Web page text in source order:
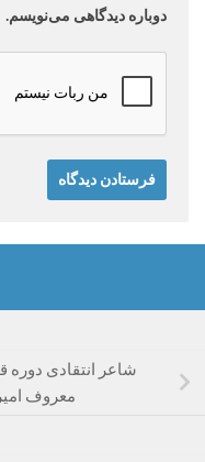
دوباره دیدگاهی می‌نویسم.
شاعر انتقادی دوره
معروف